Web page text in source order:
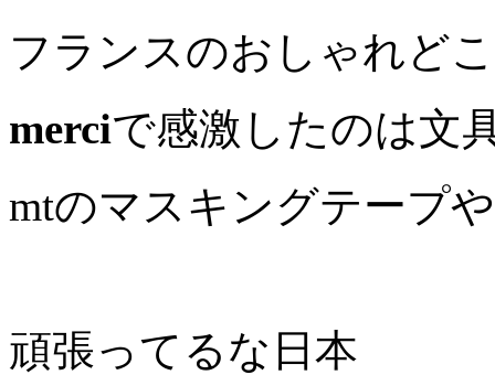
フランスのおしゃれど
merciで感激したのは文
mtのマスキングテープ
頑張ってるな日本